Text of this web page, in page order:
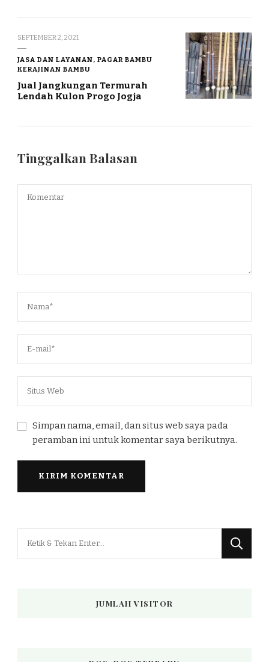
SEPTEMBER 2, 2021
JASA DAN LAYANAN, PAGAR BAMBU
KERAJINAN BAMBU
Jual Jangkungan Termurah
Lendah Kulon Progo Jogja
Tinggalkan Balasan
Simpan nama, email, dan situs web saya pada
peramban ini untuk komentar saya berikutnya.
JUMLAH VISITOR